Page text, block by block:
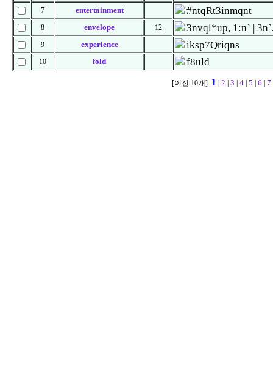
7 entertainment #ntqRt3inmqnt
8 envelope 12 3nvql*up, 1:n` |
9 experience iksp7Qriqns
10 fold f8uld
[이전 10개] 1| 2 3 4| 5 6 7